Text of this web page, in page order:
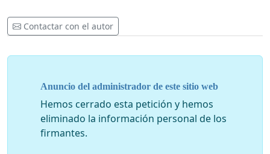
Contactar con el autor
Anuncio del administrador de este sitio web
Hemos cerrado esta petición y hemos
eliminado la información personal de los
firmantes.